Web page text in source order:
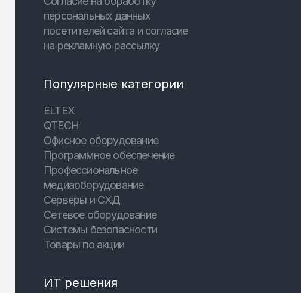
персональных данных
посетителей сайта и согласие
на рекламную рассылку
Популярные категории
ELTEX
QTECH
Офисное оборудование
Программное обеспечение
Профессиональное
медиаоборудование
Серверы и СХД
Сетевое оборудование
Системы безопасности
Товары по акции
ИТ решения